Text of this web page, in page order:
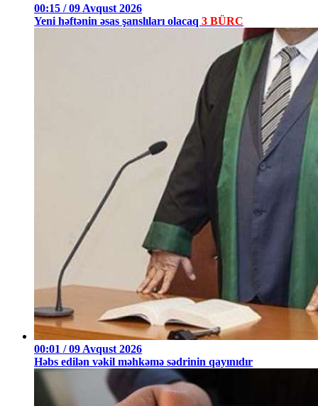
00:15 / 09 Avqust 2026
Yeni həftənin əsas şanslıları olacaq 3 BÜRC
00:01 / 09 Avqust 2026
Həbs edilən vəkil məhkəmə sədrinin qayınıdır